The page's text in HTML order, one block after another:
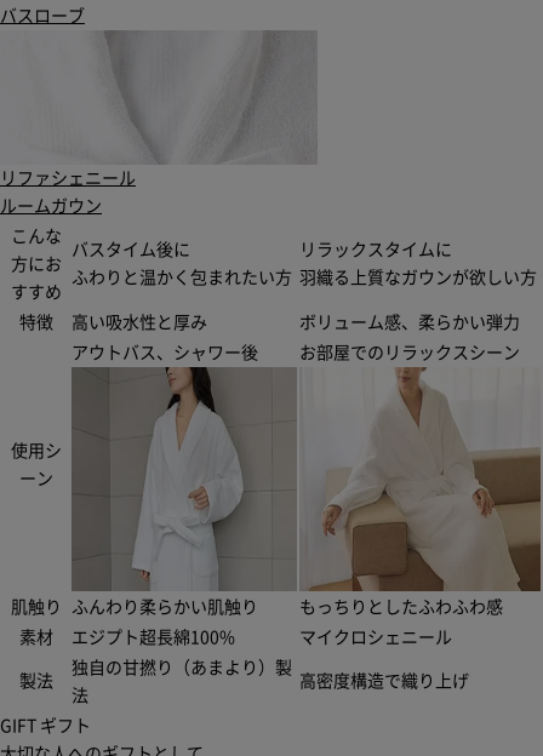
バスローブ
リファシェニール
ルームガウン
こんな
方にお
すすめ
バスタイム後に
ふわりと温かく包まれたい方
リラックスタイムに
羽織る上質なガウンが欲しい方
特徴 高い吸水性と厚み ボリューム感、柔らかい弾力
使用シ
ーン
アウトバス、シャワー後 お部屋でのリラックスシーン
肌触り ふんわり柔らかい肌触り
もっちりとしたふわふわ感
素材
エジプト超長綿100% マイクロシェニール
製法
独自の甘撚り（あまより）製
法
高密度構造で織り上げ
GIFT ギフト